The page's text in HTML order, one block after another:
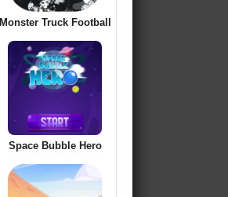
Monster Truck Football
Space Bubble Hero